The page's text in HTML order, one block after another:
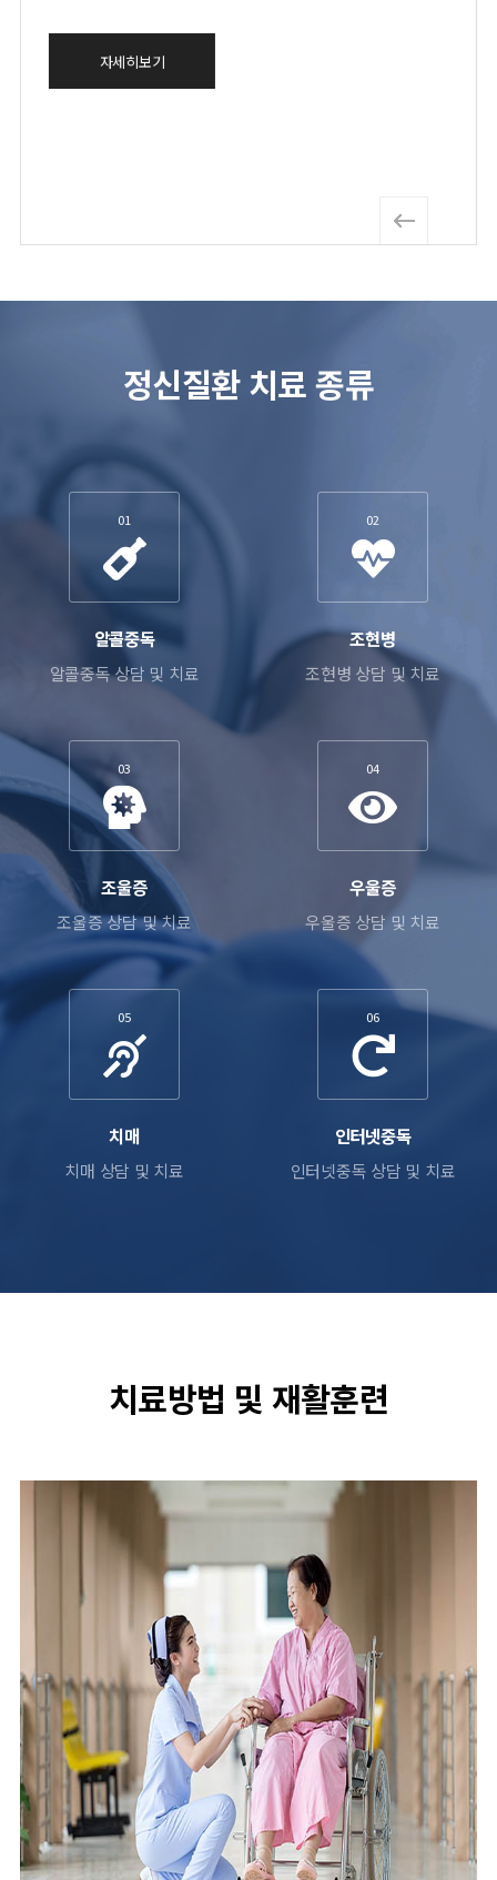
자세히보기
정신질환 치료 종류
01
알콜중독
알콜중독 상담 및 치료
02
조현병
조현병 상담 및 치료
03
조울증
조울증 상담 및 치료
04
우울증
우울증 상담 및 치료
05
치매
치매 상담 및 치료
06
인터넷중독
인터넷중독 상담 및 치료
치료방법 및 재활훈련